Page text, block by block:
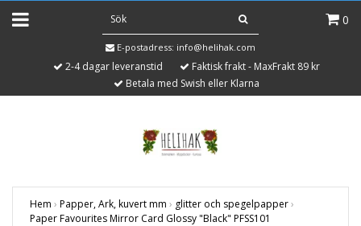
0
E-postadress: info@helihak.com
2-4 dagar leveranstid
Faktisk frakt - MaxFrakt 89 kr
Betala med Swish eller Klarna
Hem › Papper, Ark, kuvert mm › glitter och spegelpapper›
Paper Favourites Mirror Card Glossy "Black" PFSS101